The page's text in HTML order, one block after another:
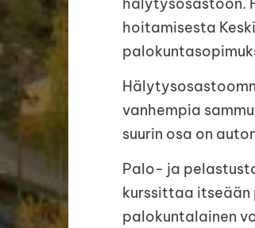
hoitamisesta
vanhempia
suurin osa on
Palo- ja
kurssittaa
palokuntalainen